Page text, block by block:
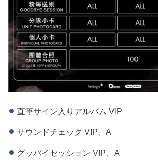
直筆サイン入りアルバム VIP
サウンドチェック VIP、A
グッバイセッション VIP、A